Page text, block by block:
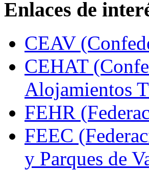
Enlaces de
CEAV
CEHAT
Alojamientos
FEHR
FEEC
y Parques de